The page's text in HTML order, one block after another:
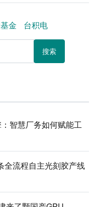
金 台积电
搜索
智慧厂务如何赋能工
全流程自主光刻胶产线